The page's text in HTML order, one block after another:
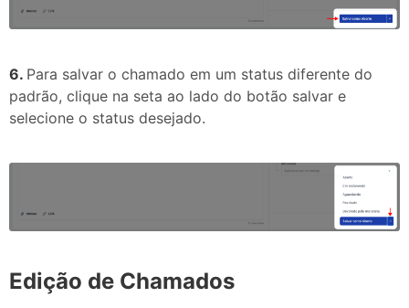
6. Para salvar o chamado em um status diferente do
padrão, clique na seta ao lado do botão salvar e
selecione o status desejado.
Edição de Chamados